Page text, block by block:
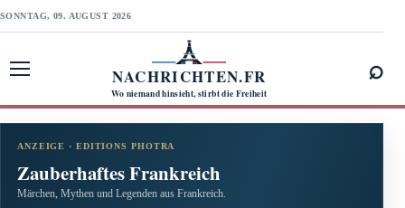
SONNTAG, 09. AUGUST 2026
NACHRICHTEN.FR
Wo niemand hinsieht, stirbt die Freiheit
⌕
ANZEIGE · EDITIONS PHOTRA
Zauberhaftes Frankreich
Märchen, Mythen und Legenden aus Frankreich.